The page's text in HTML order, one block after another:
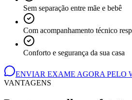
Sem separação entre mãe e bebê
Com acompanhamento técnico
Conforto e segurança da sua casa
ENVIAR EXAME AGORA PELO
VANTAGENS